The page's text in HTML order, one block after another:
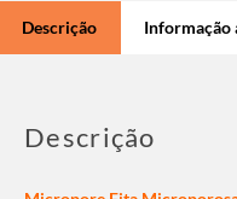
Descrição Informação
Descrição